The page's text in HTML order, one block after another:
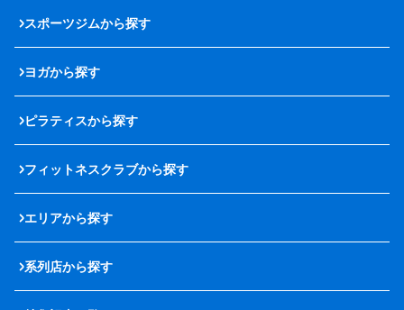
スポーツジムから探す
ヨガから探す
ピラティスから探す
フィットネスクラブから探す
エリアから探す
系列店から探す